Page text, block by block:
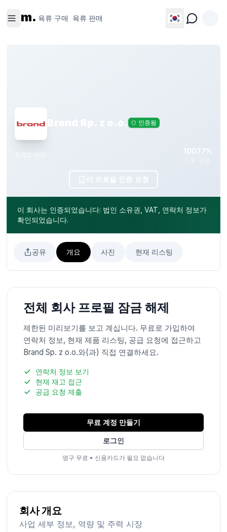
m. 육류 구매 육류 판매
매
매
Brand Sp. z o.o. 인증됨
100-500 10077%
이 프로필 인증 요청
이 회사는 인증되었습니다: 법인 소유권, VAT, 연락처 정보가
확인되었습니다.
공유 개요 사진 현재 리스팅
전체 회사 프로필 잠금 해제
제한된 미리보기를 보고 계십니다. 무료로 가입하여
연락처 정보, 현재 제품 리스팅, 공급 요청에 접근하고
Brand Sp. z o.o.와(과) 직접 연결하세요.
연락처 정보 보기
현재 재고 접근
공급 요청 제출
무료 계정 만들기
로그인
영구 무료 • 신용카드가 필요 없습니다
회사 개요
사업 세부 정보, 역량 및 주력 시장